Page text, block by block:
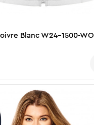
Blanc W24-1500-WO